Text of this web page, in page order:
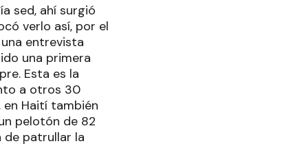
sed, ahí surgió
verlo así, por el
entrevista
una primera
Esta es la
a otros 30
Haití también
pelotón de 82
de patrullar la